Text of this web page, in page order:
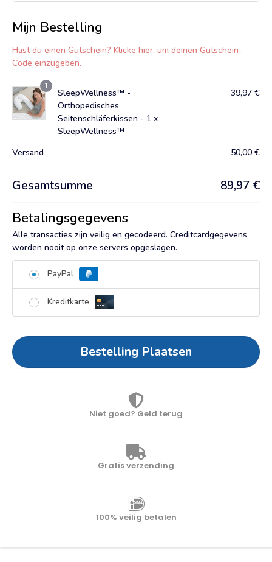
Mijn Bestelling
Hast du einen Gutschein? Klicke hier, um deinen Gutschein-
Code einzugeben.
1
SleepWellness™ -
Orthopedisches
Seitenschläferkissen - 1 x
SleepWellness™
39,97 €
Versand 50,00 €
Gesamtsumme 89,97 €
Betalingsgegevens
Alle transacties zijn veilig en gecodeerd. Creditcardgegevens
worden nooit op onze servers opgeslagen.
PayPal
Kreditkarte
Bestelling Plaatsen
Niet goed? Geld terug
Gratis verzending
100% veilig betalen